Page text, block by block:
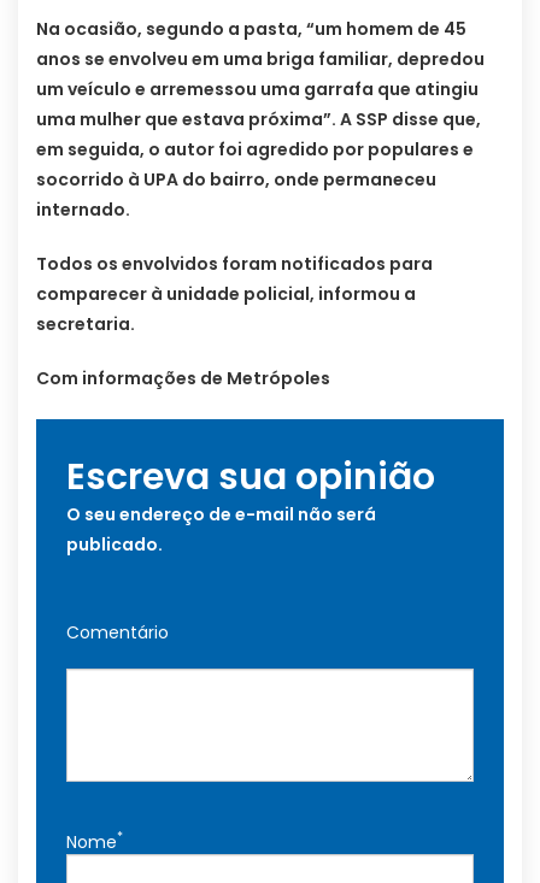
Na ocasião, segundo a pasta, “um homem de 45
anos se envolveu em uma briga familiar, depredou
um veículo e arremessou uma garrafa que atingiu
uma mulher que estava próxima”. A SSP disse que,
em seguida, o autor foi agredido por populares e
socorrido à UPA do bairro, onde permaneceu
internado.
Todos os envolvidos foram notificados para
comparecer à unidade policial, informou a
secretaria.
Com informações de Metrópoles
Escreva sua opinião
O seu endereço de e-mail não será
publicado.
Comentário
Nome*